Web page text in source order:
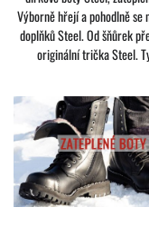
Výborně hřejí a pohodlně
doplňků Steel. Od šňůrek
originální trička Steel.